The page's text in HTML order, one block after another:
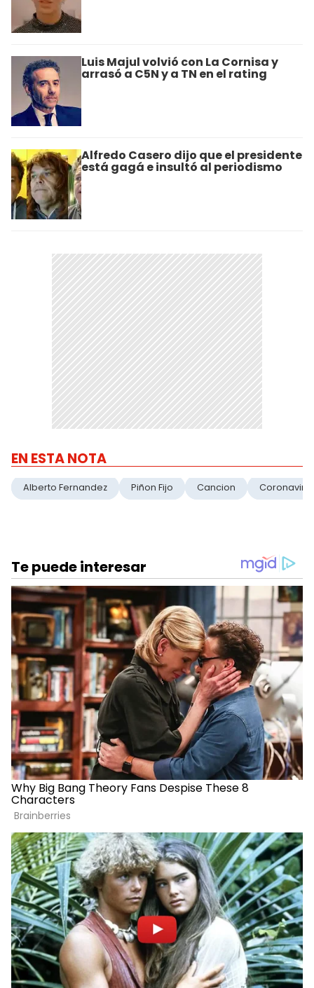
Luis Majul volvió con La Cornisa y
arrasó a C5N y a TN en el rating
Alfredo Casero dijo que el presidente
está gagá e insultó al periodismo
EN ESTA NOTA
Alberto Fernandez Piñon Fijo Cancion